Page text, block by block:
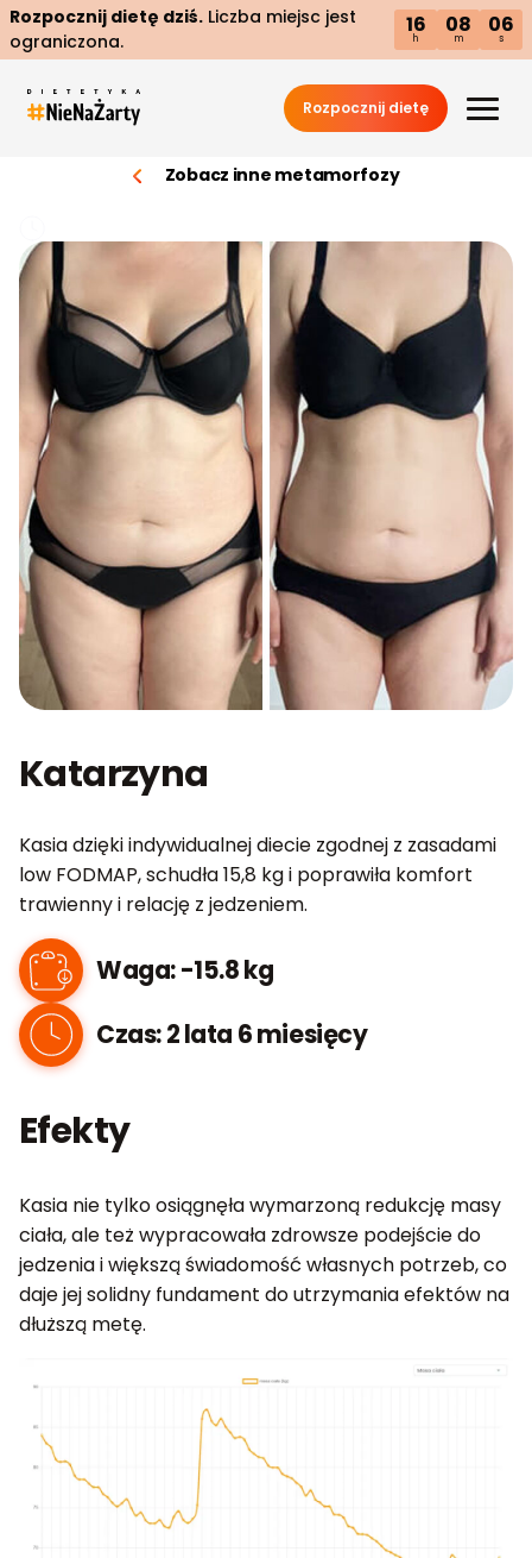
Rozpocznij dietę dziś. Liczba miejsc jest
ograniczona.
16
h
08
m
05
s
Rozpocznij dietę
Zobacz inne metamorfozy
Katarzyna
Kasia dzięki indywidualnej diecie zgodnej z zasadami
low FODMAP, schudła 15,8 kg i poprawiła komfort
trawienny i relację z jedzeniem.
Waga: -15.8 kg
Czas: 2 lata 6 miesięcy
Efekty
Kasia nie tylko osiągnęła wymarzoną redukcję masy
ciała, ale też wypracowała zdrowsze podejście do
jedzenia i większą świadomość własnych potrzeb, co
daje jej solidny fundament do utrzymania efektów na
dłuższą metę.